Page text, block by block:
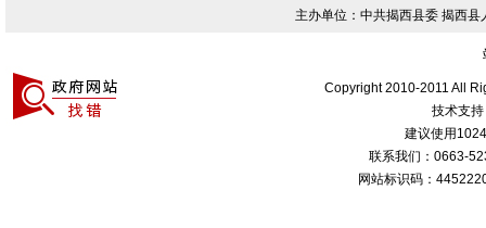
主办单位：中共揭西县委 揭西
Copyright 2010-2011 All
技术支
建议使用
联系我们：0663-
网站标识码：